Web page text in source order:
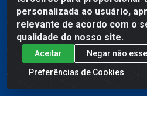
personalizada ao usuário,
relevante de acordo com o
qualidade do nosso site.
Aceitar
Negar não
Preferências de Cookies
Gigavale Atacado - Av. Pedro
dos Campos/SP - CEP 12223-430